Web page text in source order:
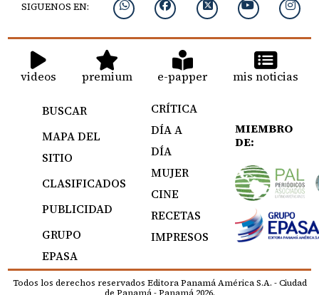
SIGUENOS EN:
videos premium e-papper mis noticias
BUSCAR
MAPA DEL
SITIO
CLASIFICADOS
PUBLICIDAD
GRUPO
EPASA
CRÍTICA
DÍA A
DÍA
MUJER
CINE
RECETAS
IMPRESOS
MIEMBRO
DE:
Todos los derechos reservados Editora Panamá América S.A. - Ciudad